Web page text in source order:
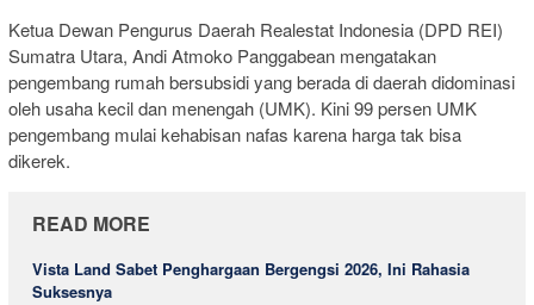
Ketua Dewan Pengurus Daerah Realestat Indonesia (DPD REI)
Sumatra Utara, Andi Atmoko Panggabean mengatakan
pengembang rumah bersubsidi yang berada di daerah didominasi
oleh usaha kecil dan menengah (UMK). Kini 99 persen UMK
pengembang mulai kehabisan nafas karena harga tak bisa
dikerek.
READ MORE
Vista Land Sabet Penghargaan Bergengsi 2026, Ini Rahasia
Suksesnya